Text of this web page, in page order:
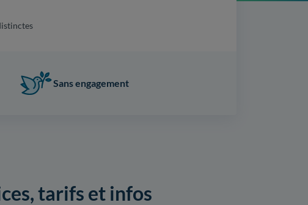
Sans engagement
tarifs et infos